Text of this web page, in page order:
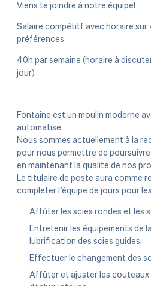
Viens te joindre à notre équipe!
Salaire compétitf avec horaire sur
préférences
40h par semaine (horaire à
jour)
Fontaine est un moulin moderne
automatisé.
Nous sommes actuellement à la
pour nous permettre de
en maintenant la qualité de nos
Le titulaire de poste aura comme
completer l’équipe de jours pour
Affûter les scies rondes et les
Entretenir les équipements de
lubrification des scies guides;
Effectuer le changement des
Affûter et ajuster les couteaux